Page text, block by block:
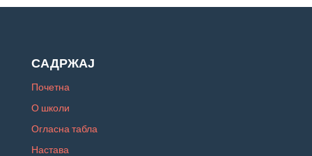
САДРЖАЈ
Почетна
О школи
Огласна табла
Настава